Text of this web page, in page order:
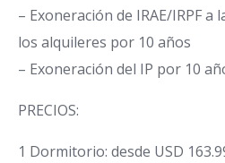
– Exoneración de IRAE/IRPF
los alquileres por 10 años
– Exoneración del IP por 10
PRECIOS:
1 Dormitorio: desde USD